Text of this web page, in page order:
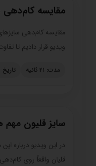
مقایسه کام‌دهی
مقایسه کام‌دهی
ویدیو قرار دادیم تا
مدت: ۲۱ ثانیه تاریخ
سایز قلیون
در این ویدیو درباره
قلیان واقعاً روی کام‌دهی